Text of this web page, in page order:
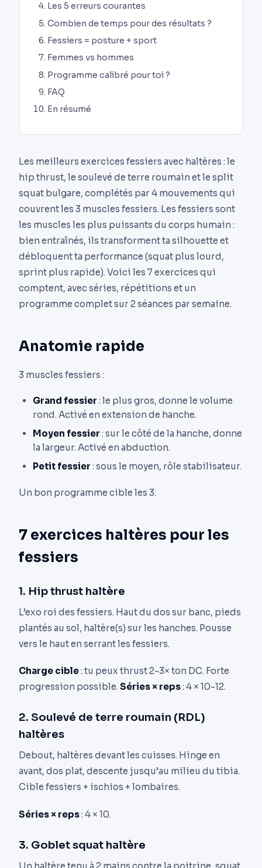
Les 5 erreurs courantes
Combien de temps pour des résultats ?
Fessiers = posture + sport
Femmes vs hommes
Programme calibré pour toi ?
FAQ
En résumé
Les meilleurs exercices fessiers avec haltères : le
hip thrust, le soulevé de terre roumain et le split
squat bulgare, complétés par 4 mouvements qui
couvrent les 3 muscles fessiers. Les fessiers sont
les muscles les plus puissants du corps humain :
bien entraînés, ils transforment ta silhouette et
débloquent ta performance (squat plus lourd,
sprint plus rapide). Voici les 7 exercices qui
comptent, avec séries, répétitions et un
programme complet sur 2 séances par semaine.
Anatomie rapide
3 muscles fessiers :
Grand fessier : le plus gros, donne le volume
rond. Activé en extension de hanche.
Moyen fessier : sur le côté de la hanche, donne
la largeur. Activé en abduction.
Petit fessier : sous le moyen, rôle stabilisateur.
Un bon programme cible les 3.
7 exercices haltères pour les
fessiers
1. Hip thrust haltère
L’exo roi des fessiers. Haut du dos sur banc, pieds
plantés au sol, haltère(s) sur les hanches. Pousse
vers le haut en serrant les fessiers.
Charge cible: tu peux thrust 2-3× ton DC. Forte
progression possible.Séries × reps: 4 × 10-12.
2. Soulevé de terre roumain (RDL)
haltères
Debout, haltères devant les cuisses. Hinge en
avant, dos plat, descente jusqu’au milieu du tibia.
Cible fessiers + ischios + lombaires.
Séries × reps: 4 × 10.
3. Goblet squat haltère
Un haltère tenu à 2 mains contre la poitrine, squat